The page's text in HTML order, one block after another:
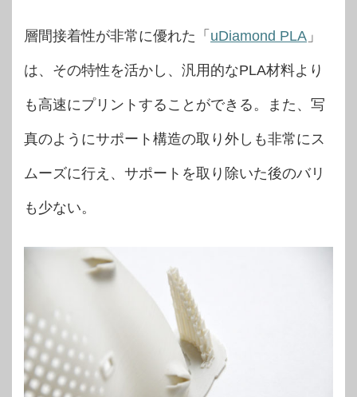
層間接着性が非常に優れた「 uDiamond PLA 」
は、その特性を活かし、汎用的なPLA材料より
も高速にプリントすることができる。また、写
真のようにサポート構造の取り外しも非常にス
ムーズに行え、サポートを取り除いた後のバリ
も少ない。